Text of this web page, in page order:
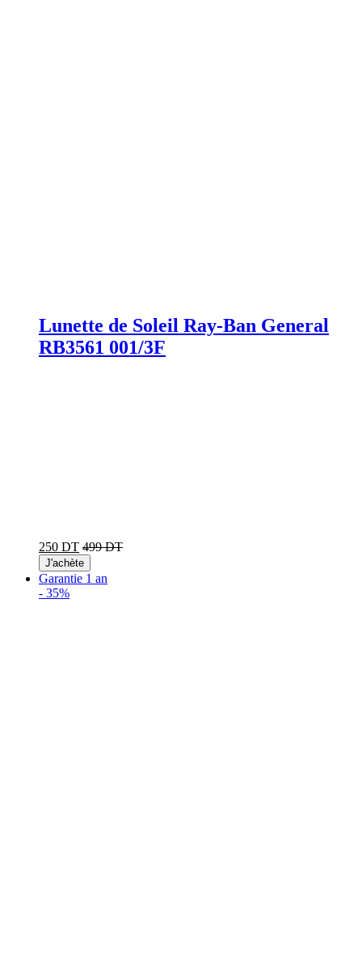
Lunette de Soleil Ray-Ban General
RB3561 001/3F
250 DT 499 DT
J'achète
Garantie 1 an
- 35%